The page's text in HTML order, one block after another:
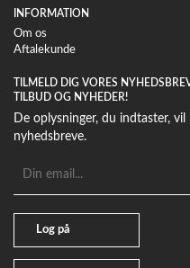
INFORMATION
Om os
Aftalekunde
TILMELD DIG VORES
TILBUD OG NYHEDER!
De oplysninger, du indtaster,
nyhedsbreve.
mailadresse
Log på